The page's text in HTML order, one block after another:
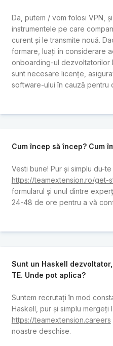
Da, putem / vom folosi VPN,
instrumentele pe care
curent și le transmite nouă.
formare, luați în considerare
onboarding-ul dezvoltatorilor
sunt necesare licențe,
software-ului în cauză pentru
Cum încep să încep? Cum
Vesti bune! Pur și simplu du-te
https://teamextension.ro/get-
formularul și unul dintre
24-48 de ore pentru a vă
Sunt un Haskell
TE. Unde pot aplica?
Suntem recrutați în mod
Haskell, pur și simplu mergeți
https://teamextension.careers
noastre deschise.